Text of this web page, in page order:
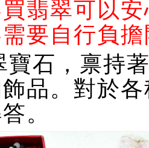
翡翠可以
要自行負
石，禀持
品。對於
。